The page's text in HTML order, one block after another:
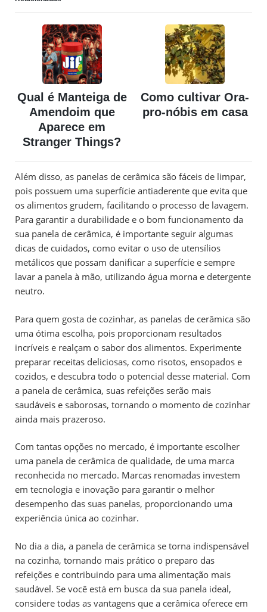
Qual é Manteiga de
Amendoim que
Aparece em
Stranger Things?
Como cultivar Ora-
pro-nóbis em casa
Além disso, as panelas de cerâmica são fáceis de limpar,
pois possuem uma superfície antiaderente que evita que
os alimentos grudem, facilitando o processo de lavagem.
Para garantir a durabilidade e o bom funcionamento da
sua panela de cerâmica, é importante seguir algumas
dicas de cuidados, como evitar o uso de utensílios
metálicos que possam danificar a superfície e sempre
lavar a panela à mão, utilizando água morna e detergente
neutro.
Para quem gosta de cozinhar, as panelas de cerâmica são
uma ótima escolha, pois proporcionam resultados
incríveis e realçam o sabor dos alimentos. Experimente
preparar receitas deliciosas, como risotos, ensopados e
cozidos, e descubra todo o potencial desse material. Com
a panela de cerâmica, suas refeições serão mais
saudáveis e saborosas, tornando o momento de cozinhar
ainda mais prazeroso.
Com tantas opções no mercado, é importante escolher
uma panela de cerâmica de qualidade, de uma marca
reconhecida no mercado. Marcas renomadas investem
em tecnologia e inovação para garantir o melhor
desempenho das suas panelas, proporcionando uma
experiência única ao cozinhar.
No dia a dia, a panela de cerâmica se torna indispensável
na cozinha, tornando mais prático o preparo das
refeições e contribuindo para uma alimentação mais
saudável. Se você está em busca da sua panela ideal,
considere todas as vantagens que a cerâmica oferece em